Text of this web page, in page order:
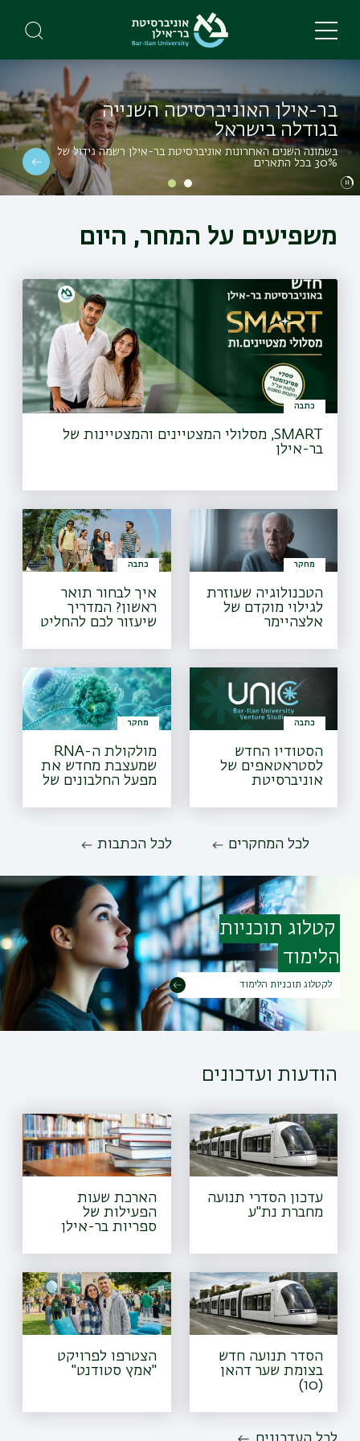
main
בר-אילן האוניברסיטה השנייה
בגודלה בישראל
בשמונה השנים האחרונות אוניברסיטת בר-אילן רשמה גידול של
30% בכל התארים
משפיעים על המחר, היום
כתבה
SMART, מסלולי המצטיינים והמצטיינות של
בר-אילן
מחקר
הטכנולוגיה שעוזרת
לגילוי מוקדם של
אלצהיימר
כתבה
איך לבחור תואר
ראשון? המדריך
שיעזור לכם להחליט
כתבה
הסטודיו החדש
לסטראטאפים של
אוניברסיטת
מחקר
מולקולת ה-RNA
שמעצבת מחדש את
מפעל החלבונים של
לכל המחקרים לכל הכתבות
קטלוג תוכניות
הלימוד
לקטלוג תוכניות הלימוד
הודעות ועדכונים
עדכון הסדרי תנועה
מחברת נת"ע
הארכת שעות
הפעילות של
ספריות בר-אילן
הסדר תנועה חדש
בצומת שער דהאן
(10)
הצטרפו לפרויקט
"אמץ סטודנט"